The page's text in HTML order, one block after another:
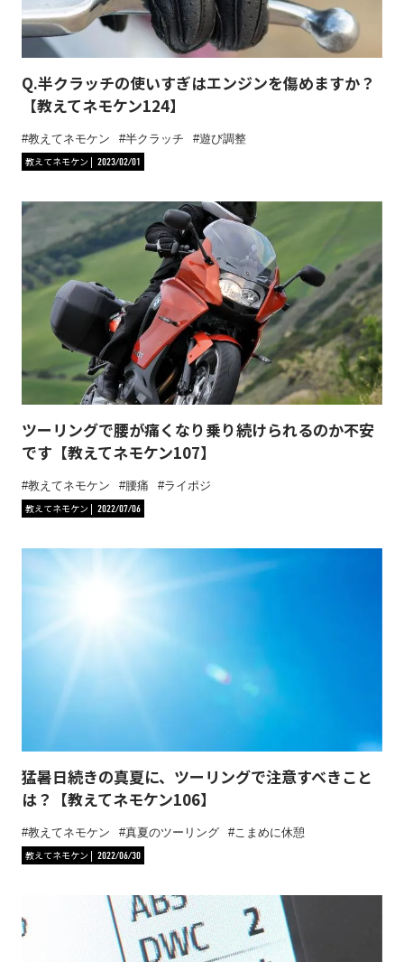
Q.半クラッチの使いすぎはエンジンを傷めますか？
【教えてネモケン124】
教えてネモケン 半クラッチ
遊び調整
教えてネモケン
2023/02/01
ツーリングで腰が痛くなり乗り続けられるのか不安
です【教えてネモケン107】
教えてネモケン 腰痛
ライポジ
教えてネモケン
2022/07/06
猛暑日続きの真夏に、ツーリングで注意すべきこと
は？【教えてネモケン106】
教えてネモケン 真夏のツーリング
こまめに休憩
教えてネモケン
2022/06/30